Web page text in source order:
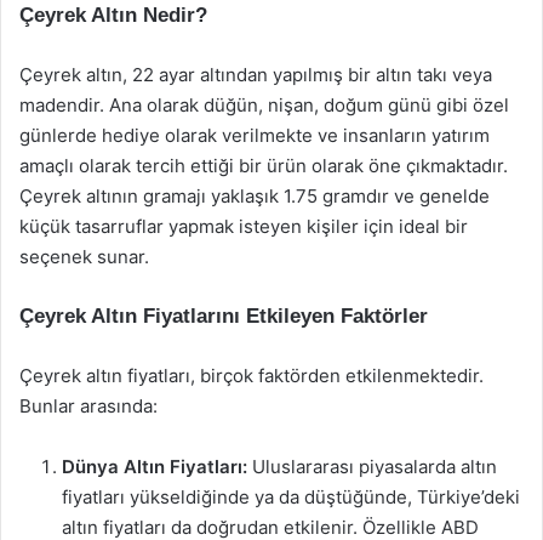
Çeyrek Altın Nedir?
Çeyrek altın, 22 ayar altından yapılmış bir altın takı veya
madendir. Ana olarak düğün, nişan, doğum günü gibi özel
günlerde hediye olarak verilmekte ve insanların yatırım
amaçlı olarak tercih ettiği bir ürün olarak öne çıkmaktadır.
Çeyrek altının gramajı yaklaşık 1.75 gramdır ve genelde
küçük tasarruflar yapmak isteyen kişiler için ideal bir
seçenek sunar.
Çeyrek Altın Fiyatlarını Etkileyen Faktörler
Çeyrek altın fiyatları, birçok faktörden etkilenmektedir.
Bunlar arasında:
Dünya Altın Fiyatları: Uluslararası piyasalarda altın
fiyatları yükseldiğinde ya da düştüğünde, Türkiye’deki
altın fiyatları da doğrudan etkilenir. Özellikle ABD